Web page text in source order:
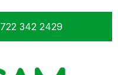
722 342 2429